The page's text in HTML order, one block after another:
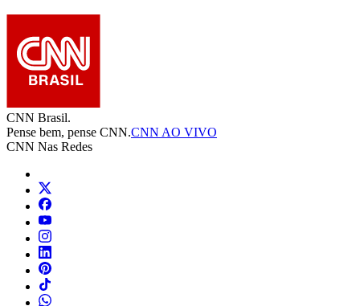
CNN Brasil.
Pense bem, pense CNN.CNN AO VIVO
CNN Nas Redes